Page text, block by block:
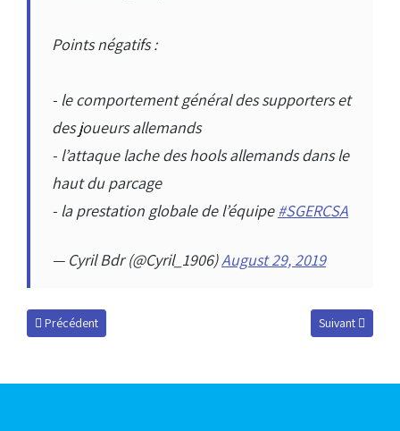
Points négatifs :
- le comportement général des supporters et
des joueurs allemands
- l’attaque lache des hools allemands dans le
haut du parcage
- la prestation globale de l’équipe#SGERCSA
— Cyril Bdr (@Cyril_1906)August 29, 2019
Article précédent : Effectif 2019-2020
Précédent Article suivant :
Suivant